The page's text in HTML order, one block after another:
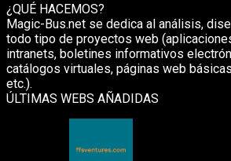
¿QUÉ HACEMOS?
Magic-Bus.net se dedica al análisis,
todo tipo de proyectos web
intranets, boletines informativos
catálogos virtuales, páginas web
etc.).
ÚLTIMAS WEBS AÑADIDAS